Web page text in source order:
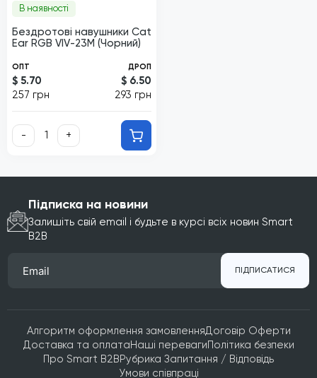
В наявності
Бездротові навушники Cat
Ear RGB VIV-23M (Чорний)
ОПТ
$ 5.70
257 грн
ДРОП
$ 6.50
293 грн
- +
Підписка на новини
Залишіть свій email і будьте в курсі всіх новин Smart
B2B
ПІДПИСАТИСЯ
Алгоритм оформлення замовленняДоговір Оферти
Доставка та оплата Наші переваги Політика безпеки
Про Smart B2B Рубрика Запитання / Відповідь
Умови співпраці